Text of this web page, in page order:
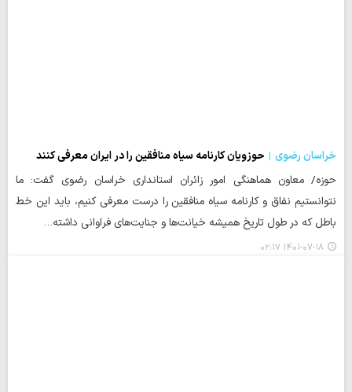
خراسان رضوی
حوزویان کارنامه سیاه منافقین را در ایران معرفی کنند
حوزه/ معاون هماهنگی امور زائران استانداری خراسان رضوی گفت: ما
نتوانستیم نفاق و کارنامه سیاه منافقین را درست معرفی کنیم، باید این خط
باطل که در طول تاریخ همیشه خیانت‌ها و جنایت‌های فراوانی داشته…
۱۴۰۱-۰۷-۱۸ ۰۲:۱۷